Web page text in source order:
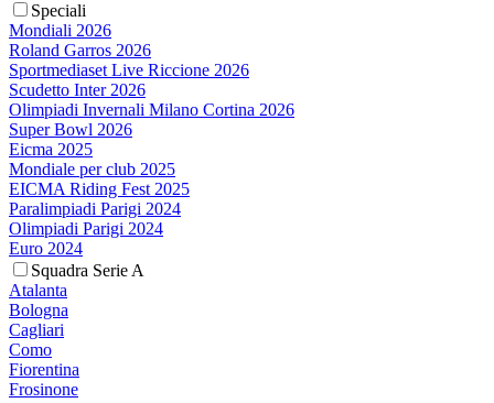
Speciali
Mondiali 2026
Roland Garros 2026
Sportmediaset Live Riccione 2026
Scudetto Inter 2026
Olimpiadi Invernali Milano Cortina 2026
Super Bowl 2026
Eicma 2025
Mondiale per club 2025
EICMA Riding Fest 2025
Paralimpiadi Parigi 2024
Olimpiadi Parigi 2024
Euro 2024
Squadra Serie A
Atalanta
Bologna
Cagliari
Como
Fiorentina
Frosinone